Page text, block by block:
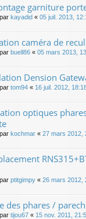
garniture
kayadid « 05 juil. 2013,
caméra de recul
buell86 « 05 mars 2013,
Dension
tom94 « 16 juil. 2012,
optiques
kochmar « 27 mars 2012,
ptitgimpy « 26 mars 2012,
des phares /
tijou67 « 15 nov. 2011,